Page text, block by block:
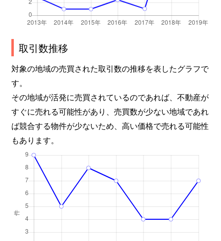
取引数推移
対象の地域の売買された取引数の推移を表したグラフで
す。
その地域が活発に売買されているのであれば、不動産が
すぐに売れる可能性があり、売買数が少ない地域であれ
ば競合する物件が少ないため、高い価格で売れる可能性
もあります。